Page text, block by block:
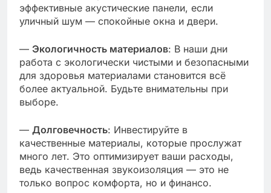
эффективные акустические панели, если
уличный шум — спокойные окна и двери.
— Экологичность материалов: В наши дни
работа с экологически чистыми и безопасными
для здоровья материалами становится всё
более актуальной. Будьте внимательны при
выборе.
— Долговечность: Инвестируйте в
качественные материалы, которые прослужат
много лет. Это оптимизирует ваши расходы,
ведь качественная звукоизоляция — это не
только вопрос комфорта, но и финансо.